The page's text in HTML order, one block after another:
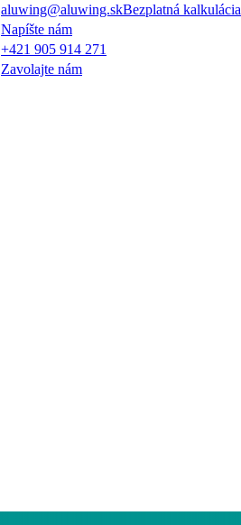
aluwing@aluwing.sk
Napíšte nám
+421 905 914 271
Zavolajte nám
Bezplatná kalkulácia